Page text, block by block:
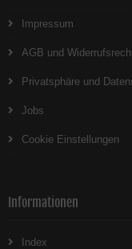
Impressum
AGB und
Privatsphäre und
Jobs
Cookie Einstellungen
Informationen
Index